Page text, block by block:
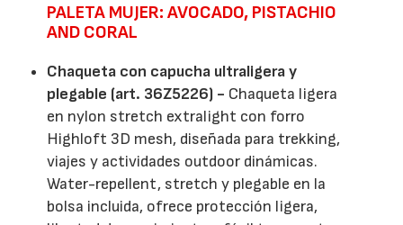
PALETA MUJER: AVOCADO, PISTACHIO
AND CORAL
Chaqueta con capucha ultraligera y
plegable (art. 36Z5226) - Chaqueta ligera
en nylon stretch extralight con forro
Highloft 3D mesh, diseñada para trekking,
viajes y actividades outdoor dinámicas.
Water-repellent, stretch y plegable en la
bolsa incluida, ofrece protección ligera,